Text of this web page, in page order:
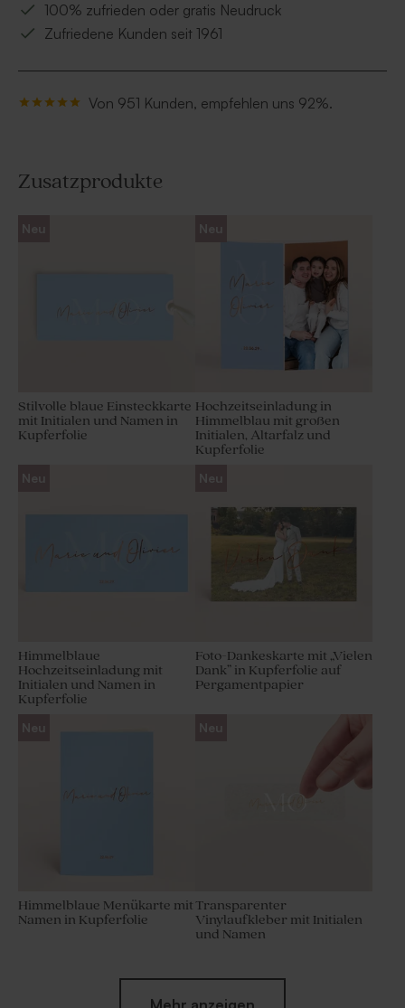
100% zufrieden oder gratis Neudruck
Zufriedene Kunden seit 1961
Von 951 Kunden, empfehlen uns 92%.
Zusatzprodukte
Neu
Stilvolle blaue Einsteckkarte
mit Initialen und Namen in
Kupferfolie
Neu
Hochzeitseinladung in
Himmelblau mit großen
Initialen, Altarfalz und
Kupferfolie
Neu
Himmelblaue
Hochzeitseinladung mit
Initialen und Namen in
Kupferfolie
Neu
Foto-Dankeskarte mit „Vielen
Dank” in Kupferfolie auf
Pergamentpapier
Neu
Himmelblaue Menükarte mit
Namen in Kupferfolie
Neu
Transparenter
Vinylaufkleber mit Initialen
und Namen
Neu